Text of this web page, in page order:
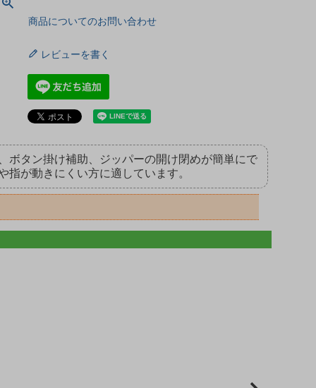
商品についてのお問い合わせ
レビューを書く
タン掛け補助、ジッパーの開け閉めが簡単にで
が動きにくい方に適しています。